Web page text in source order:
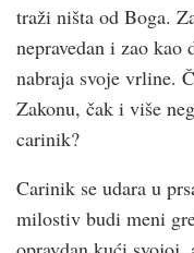
traži ništa od Boga.
nepravedan i zao
nabraja svoje vrline.
Zakonu, čak i više
carinik?
Carinik se udara u
milostiv budi meni